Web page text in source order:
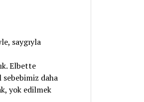
saygıyla
Elbette
sebebimiz daha
yok edilmek